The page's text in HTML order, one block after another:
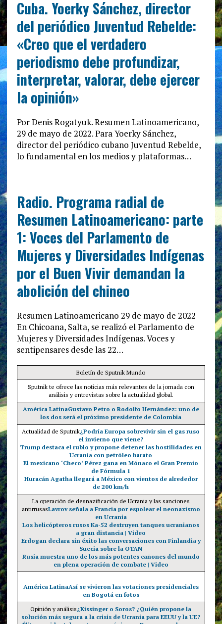
Cuba. Yoerky Sánchez, director
del periódico Juventud Rebelde:
«Creo que el verdadero
periodismo debe profundizar,
interpretar, valorar, debe ejercer
la opinión»
Por Denis Rogatyuk. Resumen Latinoamericano,
29 de mayo de 2022. Para Yoerky Sánchez,
director del periódico cubano Juventud Rebelde,
lo fundamental en los medios y plataformas…
Radio. Programa radial de
Resumen Latinoamericano: parte
1: Voces del Parlamento de
Mujeres y Diversidades Indígenas
por el Buen Vivir demandan la
abolición del chineo
Resumen Latinoamericano 29 de mayo de 2022
En Chicoana, Salta, se realizó el Parlamento de
Mujeres y Diversidades Indígenas. Voces y
sentipensares desde las 22…
Boletín de Sputnik Mundo
Sputnik te ofrece las noticias más relevantes de la jornada con
análisis y entrevistas sobre la actualidad global.
América LatinaGustavo Petro o Rodolfo Hernández: uno de
los dos será el próximo presidente de Colombia
Actualidad de Sputnik¿Podría Europa sobrevivir sin el gas ruso
el invierno que viene?
Trump destaca el rublo y propone detener las hostilidades en
Ucrania con petróleo barato
El mexicano ‘Checo’ Pérez gana en Mónaco el Gran Premio
de Fórmula 1
Huracán Agatha llegará a México con vientos de alrededor
de 200 km/h
La operación de desnazificación de Ucrania y las sanciones
antirrusasLavrov señala a Francia por espolear el neonazismo
en Ucrania
Los helicópteros rusos Ka-52 destruyen tanques ucranianos
a gran distancia | Video
Erdogan declara sin éxito las conversaciones con Finlandia y
Suecia sobre la OTAN
Rusia muestra uno de los más potentes cañones del mundo
en plena operación de combate | Video
América LatinaAsí se vivieron las votaciones presidenciales
en Bogotá en fotos
Opinión y análisis¿Kissinger o Soros? ¿Quién propone la
solución más segura a la crisis de Ucrania para EEUU y la UE?